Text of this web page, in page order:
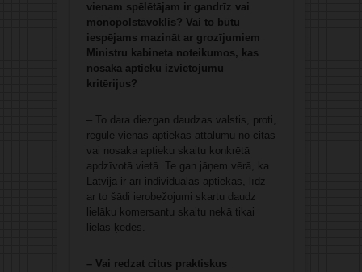
vienam spēlētājam ir gandrīz vai
monopolstāvoklis? Vai to būtu
iespējams mazināt ar grozījumiem
Ministru kabineta noteikumos, kas
nosaka aptieku izvietojumu
kritērijus?
– To dara diezgan daudzas valstis, proti,
regulē vienas aptiekas attālumu no citas
vai nosaka aptieku skaitu konkrētā
apdzīvotā vietā. Te gan jāņem vērā, ka
Latvijā ir arī individuālās aptiekas, līdz
ar to šādi ierobežojumi skartu daudz
lielāku komersantu skaitu nekā tikai
lielās ķēdes.
– Vai redzat citus praktiskus